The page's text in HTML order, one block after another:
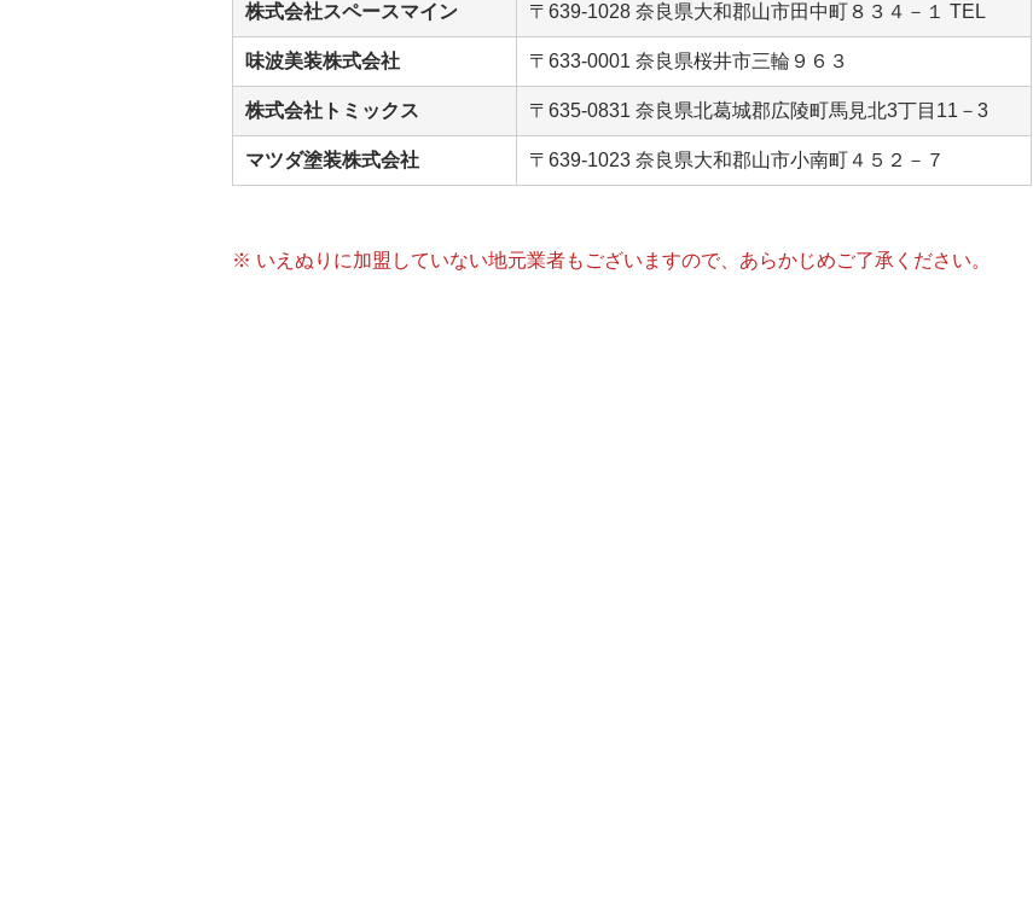
株式会社スペースマイン 〒639-1028 奈良県大和郡山市田中町８３４－１ TEL
味波美装株式会社 〒633-0001 奈良県桜井市三輪９６３
株式会社トミックス 〒635-0831 奈良県北葛城郡広陵町馬見北3丁目11－3
マツダ塗装株式会社 〒639-1023 奈良県大和郡山市小南町４５２－７
※ いえぬりに加盟していない地元業者もございますので、あらかじめご了承ください。